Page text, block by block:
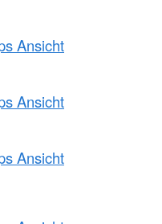
Ansicht
Ansicht
Ansicht